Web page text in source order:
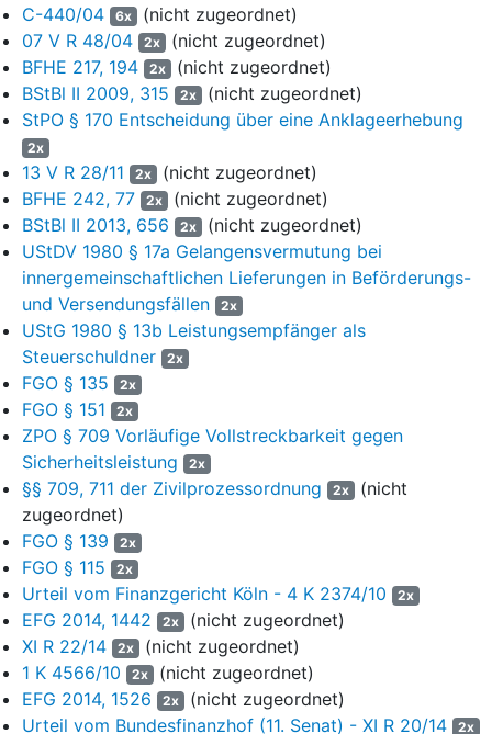
8
Datum
Lieferung
Datum
Rechnung
Datum
Gutschrift
20.02.2008 22.02.2008 26.02.2008
EUR
25.02.2008
04.03.2008 29.02.2008
26.02.2008
04.03.2008 29.02.2008
EUR
27.02.2008
04.03.2008
27.02.2008
04.03.2008
06.03.2008
17.03.2008 11.03.2008
11.03.2008
28.03.2008 19.03.2008
01.04.2008
9
Die S-GmbH überwies diese Beträge auf ein in den
Rechnungen angegebenes Bankkonto der MJ-GmbH
einem Kreditinstitut mit Sitz in A.
C-440/04
6x (nicht zugeordnet)
07 V R 48/04
2x (nicht zugeordnet)
BFHE 217, 194
2x (nicht zugeordnet)
BStBl II 2009, 315
2x (nicht zugeordnet)
StPO § 170 Entscheidung über eine Anklageerhebung
2x
13 V R 28/11 2x (nicht zugeordnet)
BFHE 242, 77
2x (nicht zugeordnet)
BStBl II 2013, 656
2x (nicht zugeordnet)
UStDV 1980 § 17a Gelangensvermutung bei
innergemeinschaftlichen Lieferungen in Beförderungs-
und Versendungsfällen
2x
UStG 1980 § 13b Leistungsempfänger als
Steuerschuldner
2x
FGO § 135 2x
FGO § 151 2x
ZPO § 709 Vorläufige Vollstreckbarkeit gegen
Sicherheitsleistung
2x
§§ 709, 711 der Zivilprozessordnung 2x (nicht
zugeordnet)
FGO § 139
2x
FGO § 115 2x
Urteil vom Finanzgericht Köln - 4 K 2374/10 2x
EFG 2014, 1442 2x (nicht zugeordnet)
XI R 22/14
2x (nicht zugeordnet)
1 K 4566/10
2x (nicht zugeordnet)
EFG 2014, 1526
2x (nicht zugeordnet)
Urteil vom Bundesfinanzhof (11. Senat) - XI R 20/14
2x